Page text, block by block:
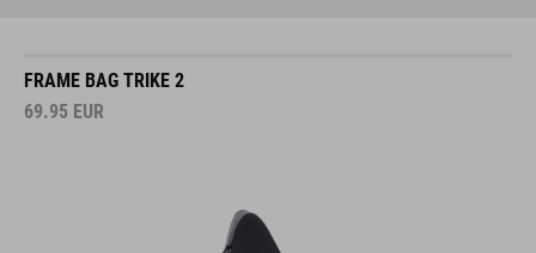
FRAME BAG TRIKE 2
69.95 EUR